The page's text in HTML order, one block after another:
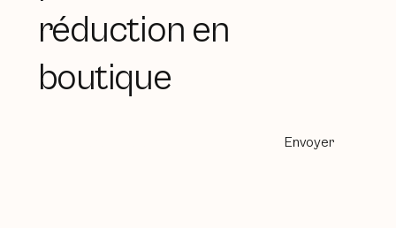
réduction en
boutique
Envoyer